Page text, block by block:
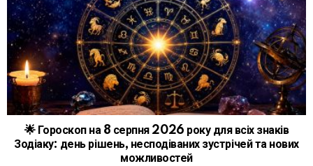
🌟 Гороскоп на 8 серпня 2026 року для всіх знаків
Зодіаку: день рішень, несподіваних зустрічей та нових
можливостей